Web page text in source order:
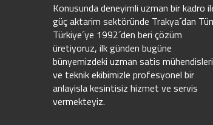
Konusunda deneyimli uzman bir kadro
güç aktarim sektöründe Trakya´dan
Türkiye´ye 1992´den beri çözüm
üretiyoruz, ilk günden bugüne
bünyemizdeki uzman satis mühendisleri
ve teknik ekibimizle profesyonel bir
anlayisla kesintisiz hizmet ve servis
vermekteyiz.